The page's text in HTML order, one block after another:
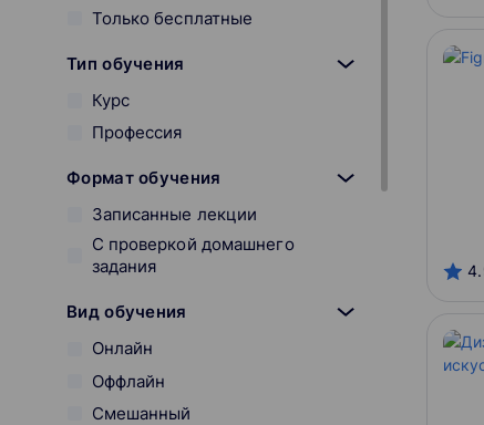
Только бесплатные
Тип обучения
Курс
Профессия
Формат обучения
Записанные лекции
С проверкой домашнего
задания
Вид обучения
Онлайн
Оффлайн
Смешанный